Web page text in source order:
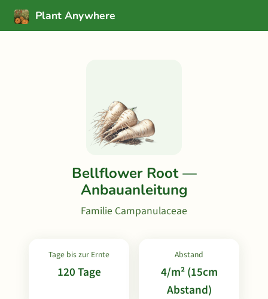
Plant Anywhere
Bellflower Root —
Anbauanleitung
Familie Campanulaceae
Tage bis zur Ernte
120 Tage
Abstand
4/m² (15cm
Abstand)